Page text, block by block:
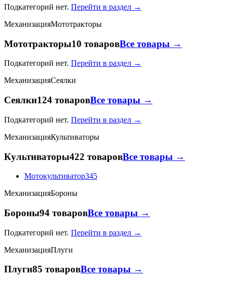
Подкатегорий нет. Перейти в раздел →
МеханизацияМототракторы
Мототракторы10 товаровВсе товары →
Подкатегорий нет. Перейти в раздел →
МеханизацияСеялки
Сеялки124 товаровВсе товары →
Подкатегорий нет. Перейти в раздел →
МеханизацияКультиваторы
Культиваторы422 товаровВсе товары →
Мотокультиватор345
МеханизацияБороны
Бороны94 товаровВсе товары →
Подкатегорий нет. Перейти в раздел →
МеханизацияПлуги
Плуги85 товаровВсе товары →